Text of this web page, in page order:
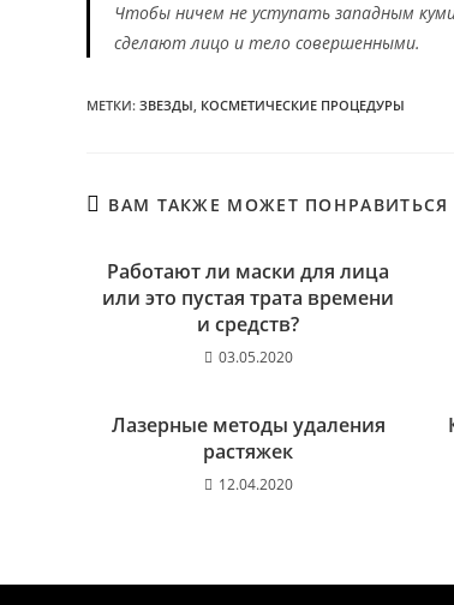
Чтобы ничем не уступать западным
сделают лицо и тело совершенными.
МЕТКИ: ЗВЕЗДЫ, КОСМЕТИЧЕСКИЕ ПРОЦЕДУРЫ
ВАМ ТАКЖЕ МОЖЕТ ПОНРАВИТЬСЯ
Работают ли маски для лица
или это пустая трата времени
и средств?
03.05.2020
Лазерные методы удаления
растяжек
12.04.2020